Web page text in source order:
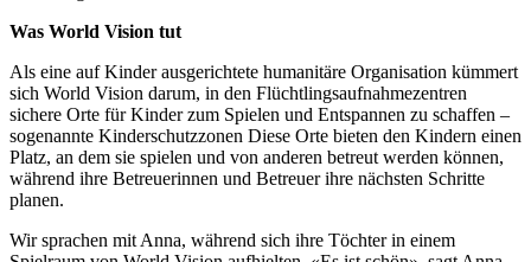
Was World Vision tut
Als eine auf Kinder ausgerichtete humanitäre Organisation kümmert
sich World Vision darum, in den Flüchtlingsaufnahmezentren
sichere Orte für Kinder zum Spielen und Entspannen zu schaffen –
sogenannte Kinderschutzzonen Diese Orte bieten den Kindern einen
Platz, an dem sie spielen und von anderen betreut werden können,
während ihre Betreuerinnen und Betreuer ihre nächsten Schritte
planen.
Wir sprachen mit Anna, während sich ihre Töchter in einem